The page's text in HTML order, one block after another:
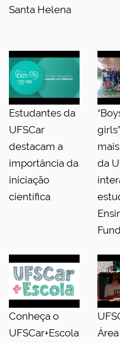
Santa Helena
Estudantes da
UFSCar
destacam a
importância da
iniciação
científica
da
Conheça o
UFSCar+Escola
Área